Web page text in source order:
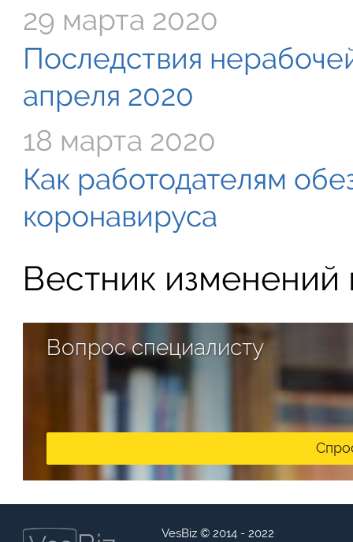
29 марта 2020
Последствия
апреля 2020
18 марта 2020
Как работодателям
коронавируса
Вестник изменений
Вопрос специалисту
VesBiz © 2014 - 2022